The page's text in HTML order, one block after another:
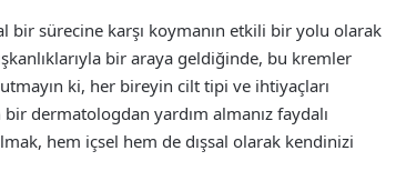
bir sürecine karşı koymanın etkili bir yolu olarak
bir araya geldiğinde, bu kremler
ki, her bireyin cilt tipi ve ihtiyaçları
dermatologdan yardım almanız faydalı
hem içsel hem de dışsal olarak kendinizi